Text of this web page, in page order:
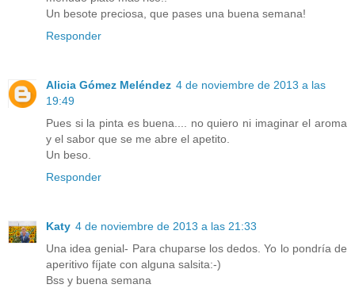
Un besote preciosa, que pases una buena semana!
Responder
Alicia Gómez Meléndez 4 de noviembre de 2013 a las
19:49
Pues si la pinta es buena.... no quiero ni imaginar el aroma
y el sabor que se me abre el apetito.
Un beso.
Responder
Katy 4 de noviembre de 2013 a las 21:33
Una idea genial- Para chuparse los dedos. Yo lo pondría de
aperitivo fíjate con alguna salsita:-)
Bss y buena semana